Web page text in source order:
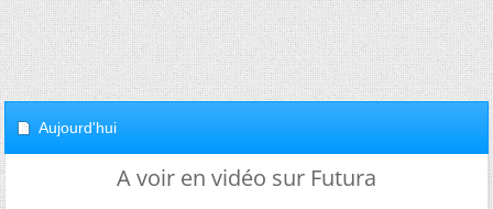
Aujourd'hui
A voir en vidéo sur Futura